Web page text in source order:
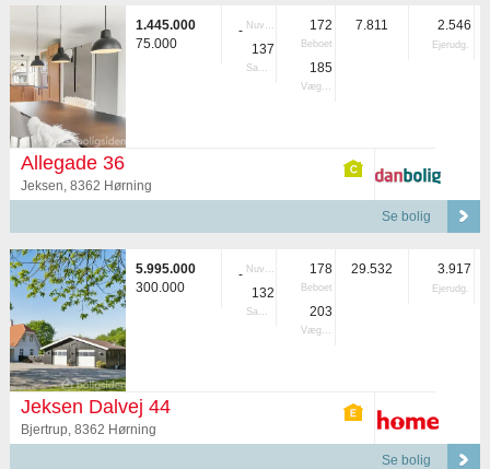
1.445.000
75.000
- Nuvær.
137
Samlet
172
Beboet
185
Vægtet
7.811 2.546
Ejerudg.
Allegade 36
Jeksen, 8362 Hørning
Se bolig
5.995.000
300.000
- Nuvær.
132
Samlet
178
Beboet
203
Vægtet
29.532 3.917
Ejerudg.
Jeksen Dalvej 44
Bjertrup, 8362 Hørning
Se bolig